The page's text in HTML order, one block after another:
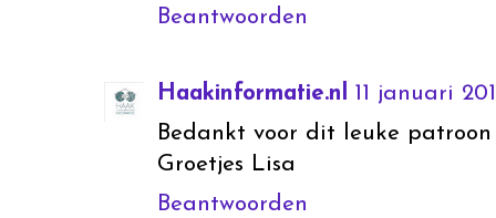
Beantwoorden
Haakinformatie.nl 11 januari
Bedankt voor dit leuke
Groetjes Lisa
Beantwoorden